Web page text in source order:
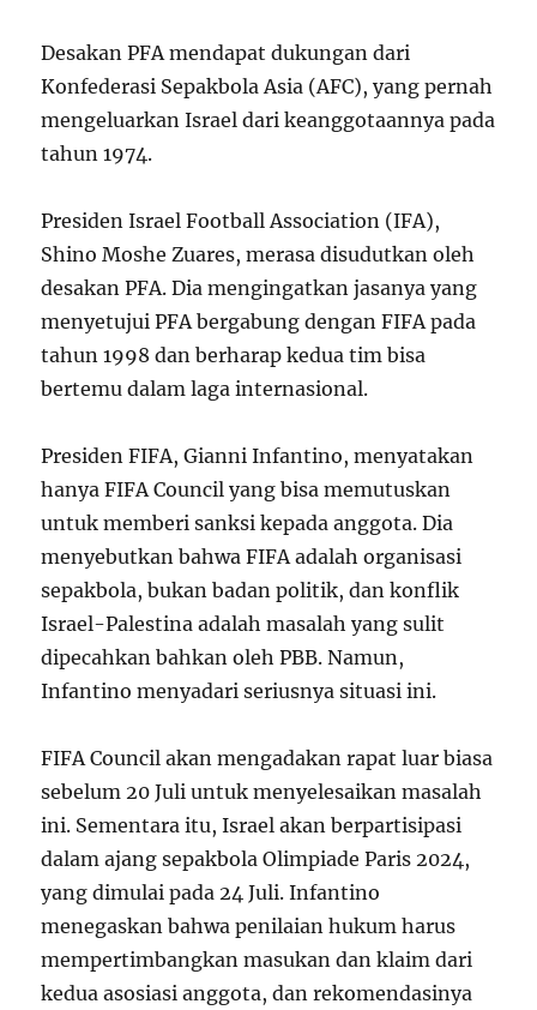
Desakan PFA mendapat dukungan dari
Konfederasi Sepakbola Asia (AFC), yang pernah
mengeluarkan Israel dari keanggotaannya pada
tahun 1974.
Presiden Israel Football Association (IFA),
Shino Moshe Zuares, merasa disudutkan oleh
desakan PFA. Dia mengingatkan jasanya yang
menyetujui PFA bergabung dengan FIFA pada
tahun 1998 dan berharap kedua tim bisa
bertemu dalam laga internasional.
Presiden FIFA, Gianni Infantino, menyatakan
hanya FIFA Council yang bisa memutuskan
untuk memberi sanksi kepada anggota. Dia
menyebutkan bahwa FIFA adalah organisasi
sepakbola, bukan badan politik, dan konflik
Israel-Palestina adalah masalah yang sulit
dipecahkan bahkan oleh PBB. Namun,
Infantino menyadari seriusnya situasi ini.
FIFA Council akan mengadakan rapat luar biasa
sebelum 20 Juli untuk menyelesaikan masalah
ini. Sementara itu, Israel akan berpartisipasi
dalam ajang sepakbola Olimpiade Paris 2024,
yang dimulai pada 24 Juli. Infantino
menegaskan bahwa penilaian hukum harus
mempertimbangkan masukan dan klaim dari
kedua asosiasi anggota, dan rekomendasinya